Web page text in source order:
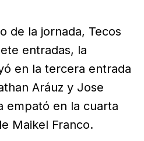
de la jornada, Tecos
entradas, la
en la tercera entrada
Aráuz y Jose
empató en la cuarta
Maikel Franco.